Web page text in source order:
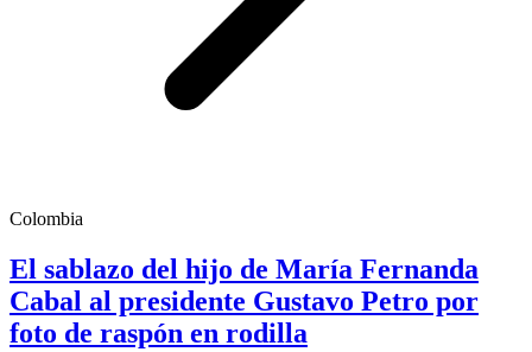
Colombia
El sablazo del hijo de María Fernanda
Cabal al presidente Gustavo Petro por
foto de raspón en rodilla